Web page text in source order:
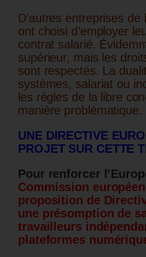
D’autres entreprises
ont choisi d’employer
contrat salarié.
supérieur, mais les
sont respectés. La
systèmes, salariat ou
les règles de la libre
manière problématique.
UNE DIRECTIVE
PROJET SUR CETTE
Pour renforcer
Commission
proposition de
une présomption de
travailleurs
plateformes